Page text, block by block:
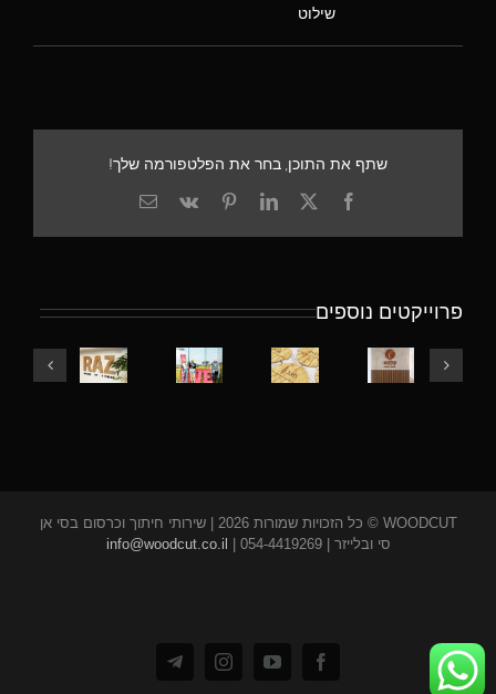
שילוט
שתף את התוכן, בחר את הפלטפורמה שלך!
Facebook
X
LinkedIn
Pinterest
Vk
כתובת
אלקטרוני
פרוייקטים נוספים
ובניית
שילוט
אותיות
אותיות
במראה
WOODCUT © כל הזכויות שמורות 2026 | שירותי חיתוך וכרסום בסי אן
סי ובלייזר |
info@woodcut.co.il | 054-4419269
Facebook
YouTube
Instagram
Telegram